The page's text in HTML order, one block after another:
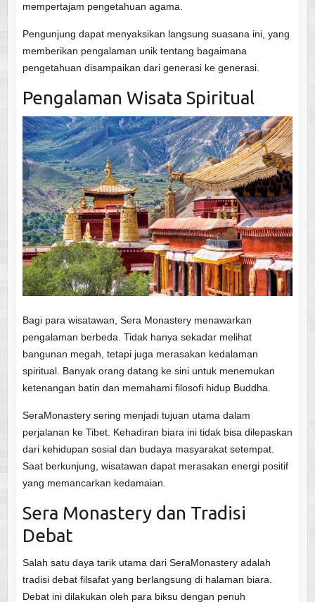
mempertajam pengetahuan agama.
Pengunjung dapat menyaksikan langsung suasana ini, yang
memberikan pengalaman unik tentang bagaimana
pengetahuan disampaikan dari generasi ke generasi.
Pengalaman Wisata Spiritual
Bagi para wisatawan, Sera Monastery menawarkan
pengalaman berbeda. Tidak hanya sekadar melihat
bangunan megah, tetapi juga merasakan kedalaman
spiritual. Banyak orang datang ke sini untuk menemukan
ketenangan batin dan memahami filosofi hidup Buddha.
SeraMonastery sering menjadi tujuan utama dalam
perjalanan ke Tibet. Kehadiran biara ini tidak bisa dilepaskan
dari kehidupan sosial dan budaya masyarakat setempat.
Saat berkunjung, wisatawan dapat merasakan energi positif
yang memancarkan kedamaian.
Sera Monastery dan Tradisi
Debat
Salah satu daya tarik utama dari SeraMonastery adalah
tradisi debat filsafat yang berlangsung di halaman biara.
Debat ini dilakukan oleh para biksu dengan penuh